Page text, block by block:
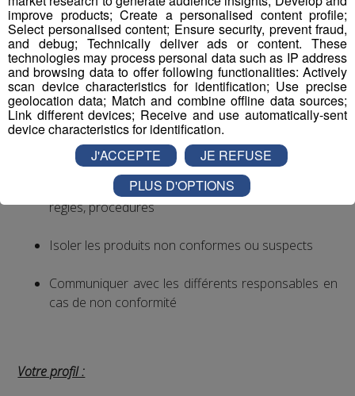
CONTROLEUR QUALITE H/F
Vos missions principales :
Effectuer des relevés de contrôle (aspect /
dimensions…)
Vérifier la conformité de la fabrication et des
règles, procédures
Isoler les produits non conformes ou suspects
Communiquer avec les différents responsables en
cas de non conformité
Votre profil :
improve products; Create a personalised content profile;
Select personalised content; Ensure security, prevent fraud,
and debug; Technically deliver ads or content. These
technologies may process personal data such as IP address
and browsing data to offer following functionalities: Actively
scan device characteristics for identification; Use precise
geolocation data; Match and combine offline data sources;
Link different devices; Receive and use automatically-sent
device characteristics for identification.
J'ACCEPTE
JE REFUSE
PLUS D'OPTIONS